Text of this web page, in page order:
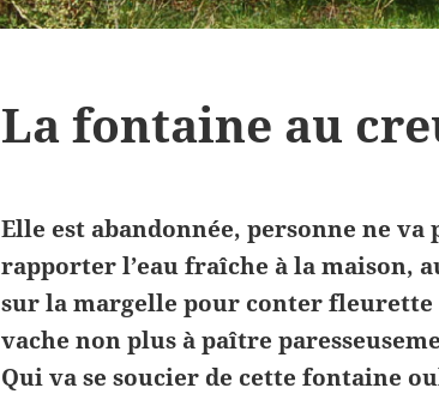
La fontaine au
Elle est abandonnée, personne ne
rapporter l’eau fraîche à la maison,
sur la margelle pour conter fleurette
vache non plus à paître
Qui va se soucier de cette fontaine